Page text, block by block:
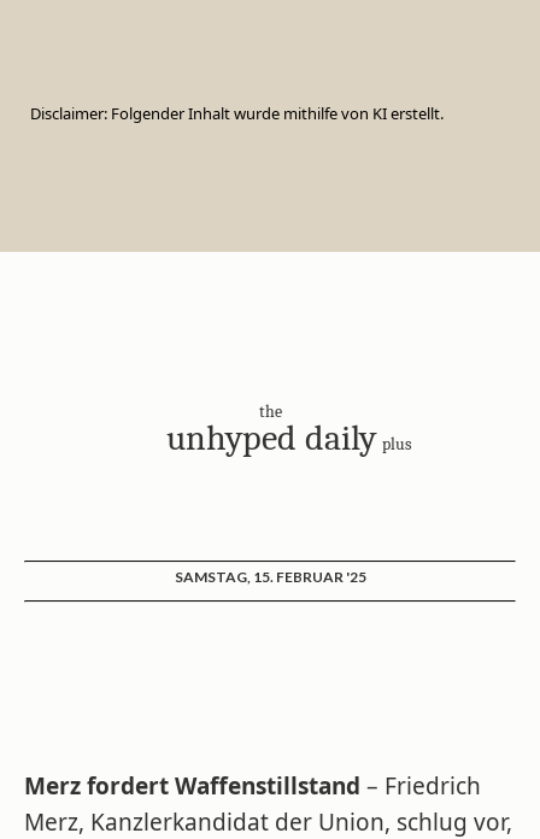
Disclaimer: Folgender Inhalt wurde mithilfe von KI erstellt.
the
unhyped daily plus
SAMSTAG, 15. FEBRUAR '25
Merz fordert Waffenstillstand – Friedrich
Merz, Kanzlerkandidat der Union, schlug vor,